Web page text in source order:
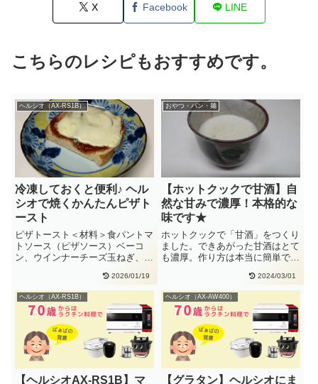
X Facebook LINE
こちらのレシピもおすすめです。
ヘルシオ（AX-RS1B）
冷凍しておくと便利♪ ヘル
シオで焼くかんたんピザト
ースト
ピザトースト＜材料＞食パントマ
トソース（ピザソース）ベーコ
ン、ウインナーチーズ玉ねぎ、ピ
2026/01/19
おやつ・パン・麺
【ホットクックで甘酒】自
然な甘みで濃厚！本格的な
味です★
ホットクックで「甘酒」をつくり
ました。できあがった甘酒はとて
も濃厚。作り方は本当に簡単で
2024/03/01
ヘルシオ（AX-RS1B）
【ヘルシオAX-RS1B】マ
ヘルシオ（AX-AW400）
【グラタン】ヘルシオにま